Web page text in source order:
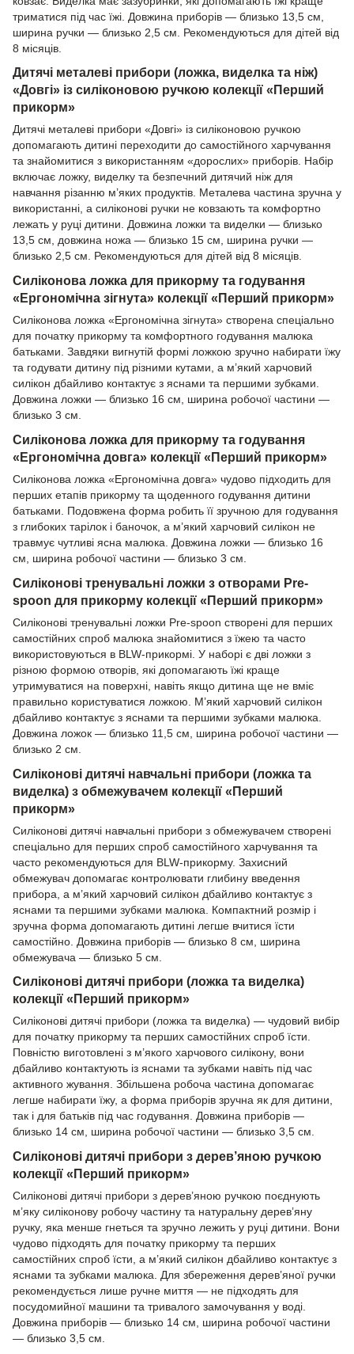
триматися під час їжі. Довжина приборів — близько 13,5 см,
ширина ручки — близько 2,5 см. Рекомендуються для дітей від
8 місяців.
Дитячі металеві прибори (ложка, виделка та ніж)
«Довгі» із силіконовою ручкою колекції «Перший
прикорм»
Дитячі металеві прибори «Довгі» із силіконовою ручкою
допомагають дитині переходити до самостійного харчування
та знайомитися з використанням «дорослих» приборів. Набір
включає ложку, виделку та безпечний дитячий ніж для
навчання різанню м’яких продуктів. Металева частина зручна у
використанні, а силіконові ручки не ковзають та комфортно
лежать у руці дитини. Довжина ложки та виделки — близько
13,5 см, довжина ножа — близько 15 см, ширина ручки —
близько 2,5 см. Рекомендуються для дітей від 8 місяців.
Силіконова ложка для прикорму та годування
«Ергономічна зігнута» колекції «Перший прикорм»
Силіконова ложка «Ергономічна зігнута» створена спеціально
для початку прикорму та комфортного годування малюка
батьками. Завдяки вигнутій формі ложкою зручно набирати їжу
та годувати дитину під різними кутами, а м’який харчовий
силікон дбайливо контактує з яснами та першими зубками.
Довжина ложки — близько 16 см, ширина робочої частини —
близько 3 см.
Силіконова ложка для прикорму та годування
«Ергономічна довга» колекції «Перший прикорм»
Силіконова ложка «Ергономічна довга» чудово підходить для
перших етапів прикорму та щоденного годування дитини
батьками. Подовжена форма робить її зручною для годування
з глибоких тарілок і баночок, а м’який харчовий силікон не
травмує чутливі ясна малюка. Довжина ложки — близько 16
см, ширина робочої частини — близько 3 см.
Силіконові тренувальні ложки з отворами Pre-
spoon для прикорму колекції «Перший прикорм»
Силіконові тренувальні ложки Pre-spoon створені для перших
самостійних спроб малюка знайомитися з їжею та часто
використовуються в BLW-прикормі. У наборі є дві ложки з
різною формою отворів, які допомагають їжі краще
утримуватися на поверхні, навіть якщо дитина ще не вміє
правильно користуватися ложкою. М’який харчовий силікон
дбайливо контактує з яснами та першими зубками малюка.
Довжина ложок — близько 11,5 см, ширина робочої частини —
близько 2 см.
Силіконові дитячі навчальні прибори (ложка та
виделка) з обмежувачем колекції «Перший
прикорм»
Силіконові дитячі навчальні прибори з обмежувачем створені
спеціально для перших спроб самостійного харчування та
часто рекомендуються для BLW-прикорму. Захисний
обмежувач допомагає контролювати глибину введення
прибора, а м’який харчовий силікон дбайливо контактує з
яснами та першими зубками малюка. Компактний розмір і
зручна форма допомагають дитині легше вчитися їсти
самостійно. Довжина приборів — близько 8 см, ширина
обмежувача — близько 5 см.
Силіконові дитячі прибори (ложка та виделка)
колекції «Перший прикорм»
Силіконові дитячі прибори (ложка та виделка) — чудовий вибір
для початку прикорму та перших самостійних спроб їсти.
Повністю виготовлені з м’якого харчового силікону, вони
дбайливо контактують із яснами та зубками навіть під час
активного жування. Збільшена робоча частина допомагає
легше набирати їжу, а форма приборів зручна як для дитини,
так і для батьків під час годування. Довжина приборів —
близько 14 см, ширина робочої частини — близько 3,5 см.
Силіконові дитячі прибори з дерев’яною ручкою
колекції «Перший прикорм»
Силіконові дитячі прибори з дерев’яною ручкою поєднують
м’яку силіконову робочу частину та натуральну дерев’яну
ручку, яка менше гнеться та зручно лежить у руці дитини. Вони
чудово підходять для початку прикорму та перших
самостійних спроб їсти, а м’який силікон дбайливо контактує з
яснами та зубками малюка. Для збереження дерев’яної ручки
рекомендується лише ручне миття — не підходять для
посудомийної машини та тривалого замочування у воді.
Довжина приборів — близько 14 см, ширина робочої частини
— близько 3,5 см.